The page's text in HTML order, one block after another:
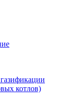
котлов)